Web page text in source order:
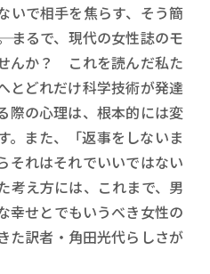
いで相手を焦らす、そう簡
まるで、現代の女性誌のモ
んか？ これを読んだ私た
とどれだけ科学技術が発達
際の心理は、根本的には変
。また、「返事をしないま
それはそれでいいではない
考え方には、これまで、男
幸せとでもいうべき女性の
た訳者・角田光代らしさが